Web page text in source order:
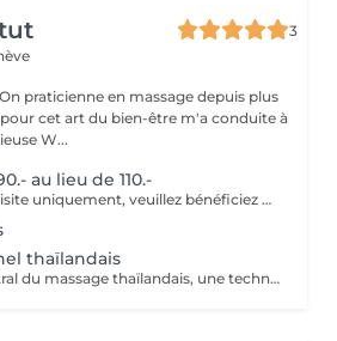
3
praticienne en massage depuis plus
pour cet art du bien-être m'a conduite à
W...
au lieu de 110.-
Pour votre première visite uniquement, veuillez bénéficiez d'un massage relaxant à 90.- au lieu de 110.-
thaïlandais
Découvrez l'art ancestral du massage thaïlandais, une technique thérapeutique réputée pour ses bienfaits sur le corps et l'esprit. Combinant pressions profondes, étirements et mobilisations douces, ce massage favorise la circulation de l'énergie, améliore la souplesse et soulage efficacement les tensions musculaires. Idéal pour les personnes souffrant de raideurs, de fatigue ou de stress accumulé, le massage traditionnel thaïlandais procure une sensation durable de légèreté, de vitalité et de bien-être. Offrez à votre corps un véritable moment de revitalisation et retrouvez votre équilibre naturel.